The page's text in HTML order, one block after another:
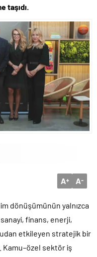
Yer
İçin Uygun
taşıdı.
A+ A-
dönüşümünün yalnızca
finans, enerji,
etkileyen stratejik bir
Kamu–özel sektör iş